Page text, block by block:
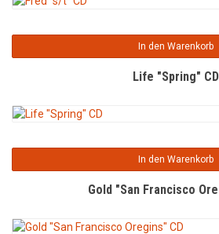
In den Warenkorb
Life "Spring" CD
In den Warenkorb
Gold "San Francisco